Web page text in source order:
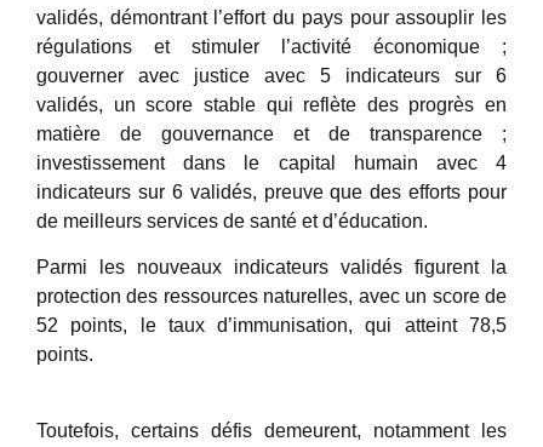
validés, démontrant l’effort du pays pour assouplir les
régulations et stimuler l’activité économique ;
gouverner avec justice avec 5 indicateurs sur 6
validés, un score stable qui reflète des progrès en
matière de gouvernance et de transparence ;
investissement dans le capital humain avec 4
indicateurs sur 6 validés, preuve que des efforts pour
de meilleurs services de santé et d’éducation.
Parmi les nouveaux indicateurs validés figurent la
protection des ressources naturelles, avec un score de
52 points, le taux d’immunisation, qui atteint 78,5
points.
Toutefois, certains défis demeurent, notamment les